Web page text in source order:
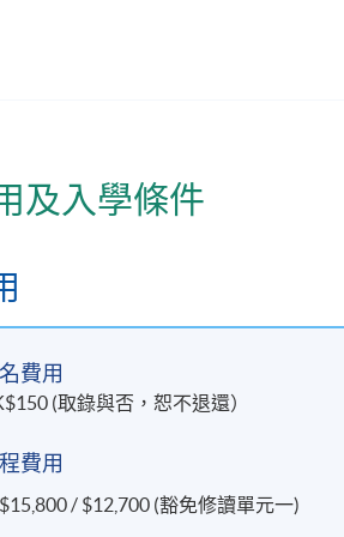
香港大學專業進修學院教學中心 (銅鑼灣/
及入學條件
費用
(取錄與否，恕不退還）
費用
$15,800 / $12,700 (豁免修讀單元一)